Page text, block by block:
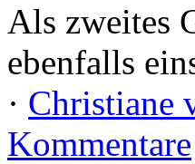
Als zweites
ebenfalls
· Christiane
Kommentare